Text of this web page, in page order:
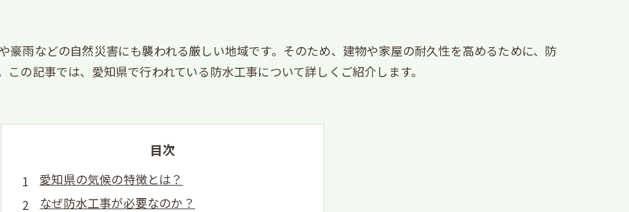
豪雨などの自然災害にも襲われる厳しい地域です。そのため、建物や家屋の耐久性を高めるために、防
の記事では、愛知県で行われている防水工事について詳しくご紹介します。
目次
愛知県の気候の特徴とは？
なぜ防水工事が必要なのか？